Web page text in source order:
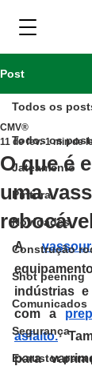
Post
Todos os
Jateamento
Pintura
Novidades
Construção
Shot peening
Comunicados
Segurança
Exaustor
Todos os
O que é
uma
CMV®
11 de fev. 1 min de
A
indústrias
com a
asfalto.
para